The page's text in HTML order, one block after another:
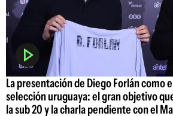
La presentación de Diego Forlán como
selección uruguaya: el gran objetivo
la sub 20 y la charla pendiente con el